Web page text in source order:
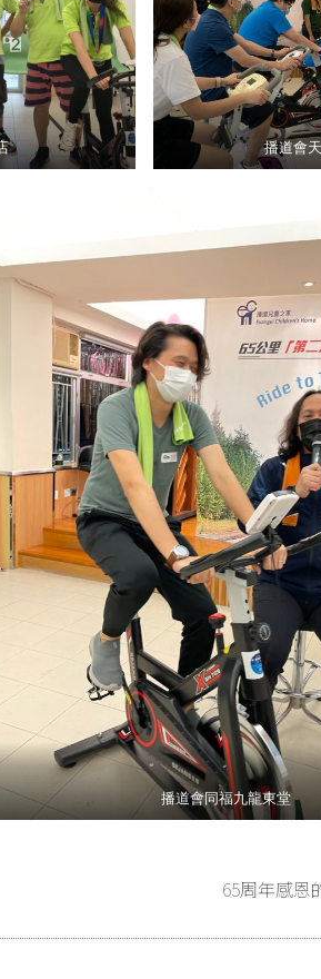
播道會
播道會同福九龍東堂
65周年感恩